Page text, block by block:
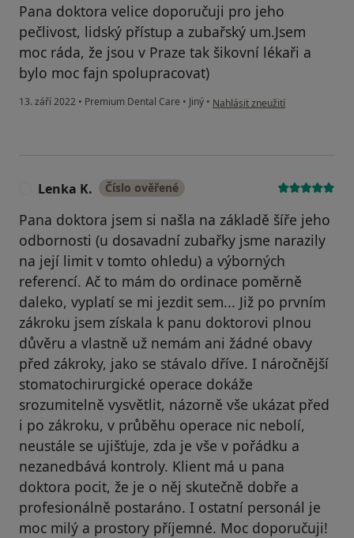
Pana doktora velice doporučuji pro jeho
pečlivost, lidský přístup a zubařský um.Jsem
moc ráda, že jsou v Praze tak šikovní lékaři a
bylo moc fajn spolupracovat)
13. září 2022 • Premium Dental Care • Jiný • podle názoru uživatele Solomiia
Nahlásit zneužití
Lenka K. Číslo ověřené
Pana doktora jsem si našla na základě šíře jeho
odbornosti (u dosavadní zubařky jsme narazily
na její limit v tomto ohledu) a výborných
referencí. Ač to mám do ordinace poměrně
daleko, vyplatí se mi jezdit sem... Již po prvním
zákroku jsem získala k panu doktorovi plnou
důvěru a vlastně už nemám ani žádné obavy
před zákroky, jako se stávalo dříve. I náročnější
stomatochirurgické operace dokáže
srozumitelně vysvětlit, názorně vše ukázat před
i po zákroku, v průběhu operace nic nebolí,
neustále se ujišťuje, zda je vše v pořádku a
nezanedbává kontroly. Klient má u pana
doktora pocit, že je o něj skutečně dobře a
profesionálně postaráno. I ostatní personál je
moc milý a prostory příjemné. Moc doporučuji!